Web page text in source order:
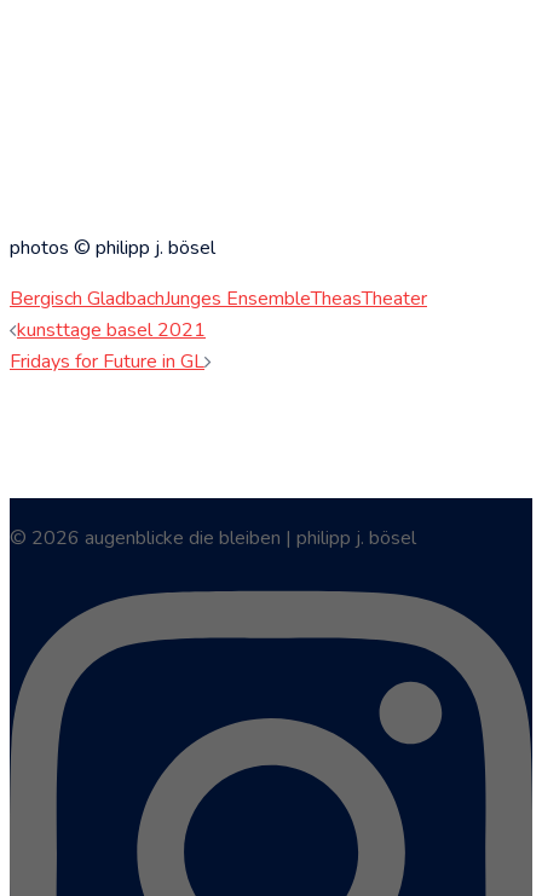
photos © philipp j. bösel
Bergisch GladbachJunges EnsembleTheasTheater
Beitragsnavigation
kunsttage basel 2021
Fridays for Future in GL
© 2026 augenblicke die bleiben | philipp j. bösel